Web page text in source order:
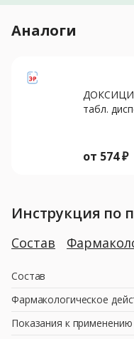
Аналоги
табл.
от 574₽
Инструкция по
Состав
Состав
Фармакологическое
Показания к применению